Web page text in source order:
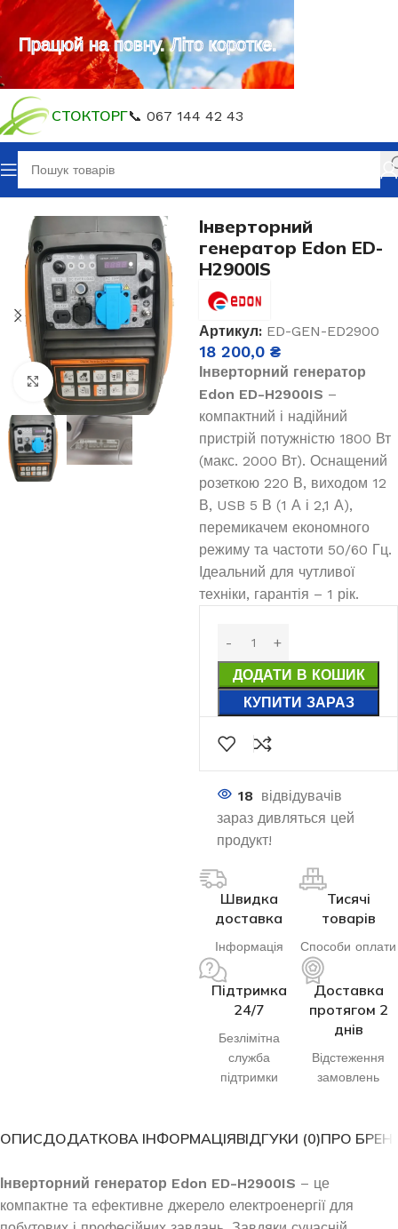
СТОКТОРГ📞 067 144 42 43
Головна Генератори
Клацніть, щоб збільшити
Інверторний
генератор Edon ED-
H2900IS
Артикул: ED-GEN-ED2900
18 200,0 ₴
Інверторний генератор
Edon ED-H2900IS –
компактний і надійний
пристрій потужністю 1800 Вт
(макс. 2000 Вт). Оснащений
розеткою 220 В, виходом 12
В, USB 5 В (1 А і 2,1 А),
перемикачем економного
режиму та частоти 50/60 Гц.
Ідеальний для чутливої
техніки, гарантія – 1 рік.
ДОДАТИ В КОШИК
КУПИТИ ЗАРАЗ
18 відвідувачів
зараз дивляться цей
продукт!
Швидка
доставка
Інформація
Тисячі
товарів
Способи оплати
Підтримка
24/7
Безлімітна
служба
підтримки
Доставка
протягом 2
днів
Відстеження
замовлень
ОПИСДОДАТКОВА ІНФОРМАЦІЯВІДГУКИ (0)ПРО
Інверторний генератор Edon ED-H2900IS – це
компактне та ефективне джерело електроенергії для
Працюй на повну. Літо коротке.